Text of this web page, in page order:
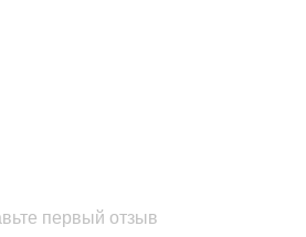
первый отзыв